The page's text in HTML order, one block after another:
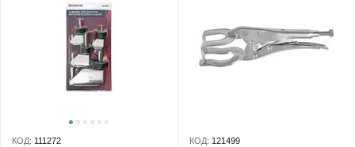
КОД: 111272 КОД: 121499